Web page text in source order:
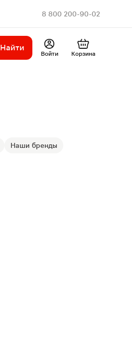
8 800 200-90-02
Найти
Войти Корзина
Наши бренды